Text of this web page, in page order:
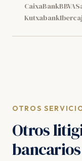
CaixaBankBBVA
Kutxabank
OTROS
Otros